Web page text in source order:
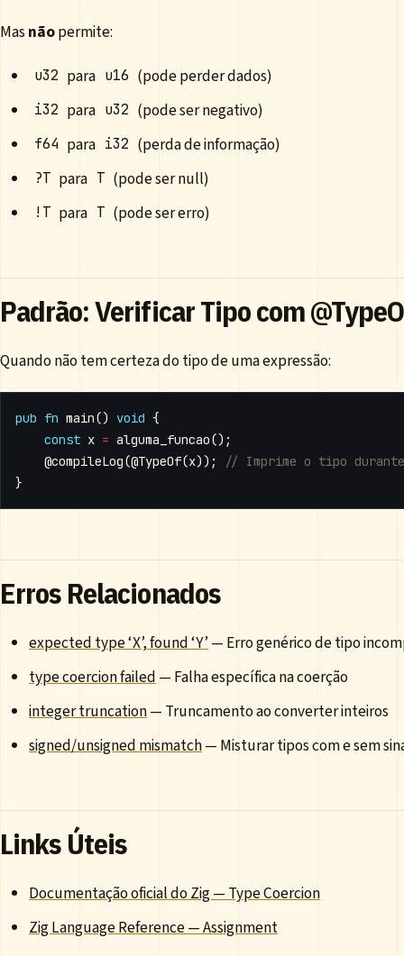
Masnãopermite:
u32 para u16 (pode perder dados)
i32 para u32 (pode ser negativo)
f64 para i32 (perda de informação)
?T para T (pode ser null)
!T para T (pode ser erro)
Padrão: Verificar Tipo com
Quando não tem certeza do tipo de uma expressão:
pub fn main() void {
const x = alguma_funcao();
@compileLog(@TypeOf(x));
}
Erros Relacionados
expected type ‘X’, found ‘Y’— Erro genérico de tipo
type coercion failed — Falha específica na coerção
integer truncation— Truncamento ao converter inteiros
signed/unsigned mismatch— Misturar tipos com e sem
Links Úteis
Documentação oficial do Zig — Type Coercion
Zig Language Reference — Assignment